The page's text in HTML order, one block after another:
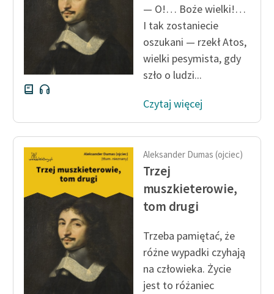
E-kolekcja lektur
szkolnych i literatury do
słuchania dla uczennic i
uczniów z
niepełnosprawnościami
Feministyczne inspiracje.
skandynawskiej literatury
feministycznej
Ręce pełne poezji
Kolekcje edukacyjne
twórców przechodzących
do domeny publicznej,
lektur szkolnych oraz
Starego Testamentu
Odkurzamy bohaterów
— O!… Boże wielki!…
I tak zostaniecie
oszukani — rzekł Atos,
wielki pesymista, gdy
szło o ludzi...
Czytaj więcej
Aleksander Dumas (ojciec)
Trzej
muszkieterowie,
tom drugi
Trzeba pamiętać, że
różne wypadki czyhają
na człowieka. Życie
jest to różaniec